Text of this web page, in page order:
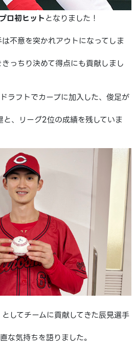
プロ初ヒットとなりました！
不意を突かれアウトになってしま
っちり決めて得点にも貢献しまし
ラフトでカープに加入した、俊足が
、リーグ2位の成績を残していま
してチームに貢献してきた辰見選手
な気持ちを語りました。